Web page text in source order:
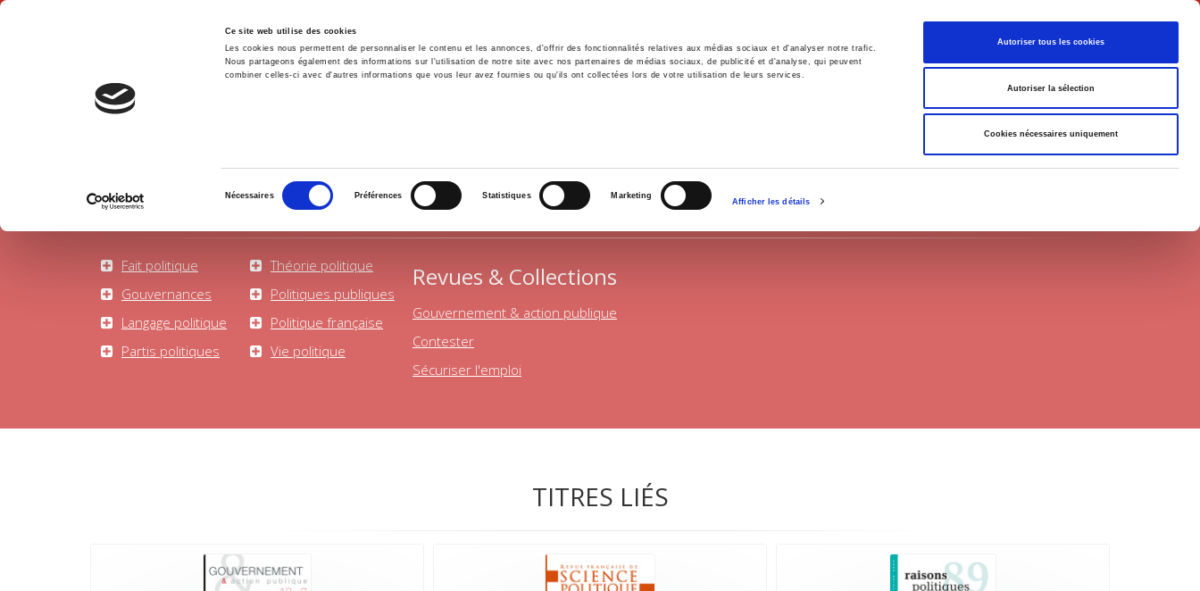
Ce site web utilise des cookies
Les cookies nous permettent de personnaliser le contenu et les annonces, d'offrir des fonctionnalités relatives aux médias sociaux et d'analyser notre trafic.
Nous partageons également des informations sur l'utilisation de notre site avec nos partenaires de médias sociaux, de publicité et d'analyse, qui peuvent
combiner celles-ci avec d'autres informations que vous leur avez fournies ou qu'ils ont collectées lors de votre utilisation de leurs services.
consentement
Nécessaires Préférences Statistiques Marketing
Afficher les détails
Autoriser tous les cookies
Autoriser la sélection
Cookies nécessaires uniquement
Français
Accueil Environnement Histoire International
SCIENCE POLITIQUE
Fait politique
Gouvernances
Langage politique
Partis politiques
Théorie politique
Politiques publiques
Politique française
Vie politique
Revues & Collections
Gouvernement & action publique
Contester
Sécuriser l'emploi
TITRES LIÉS